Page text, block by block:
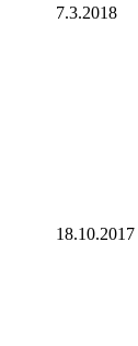
7.3.2018
18.10.2017